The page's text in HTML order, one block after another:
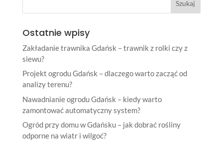
Ostatnie wpisy
Zakładanie trawnika Gdańsk – trawnik z rolki czy z
siewu?
Projekt ogrodu Gdańsk – dlaczego warto zacząć od
analizy terenu?
Nawadnianie ogrodu Gdańsk – kiedy warto
zamontować automatyczny system?
Ogród przy domu w Gdańsku – jak dobrać rośliny
odporne na wiatr i wilgoć?